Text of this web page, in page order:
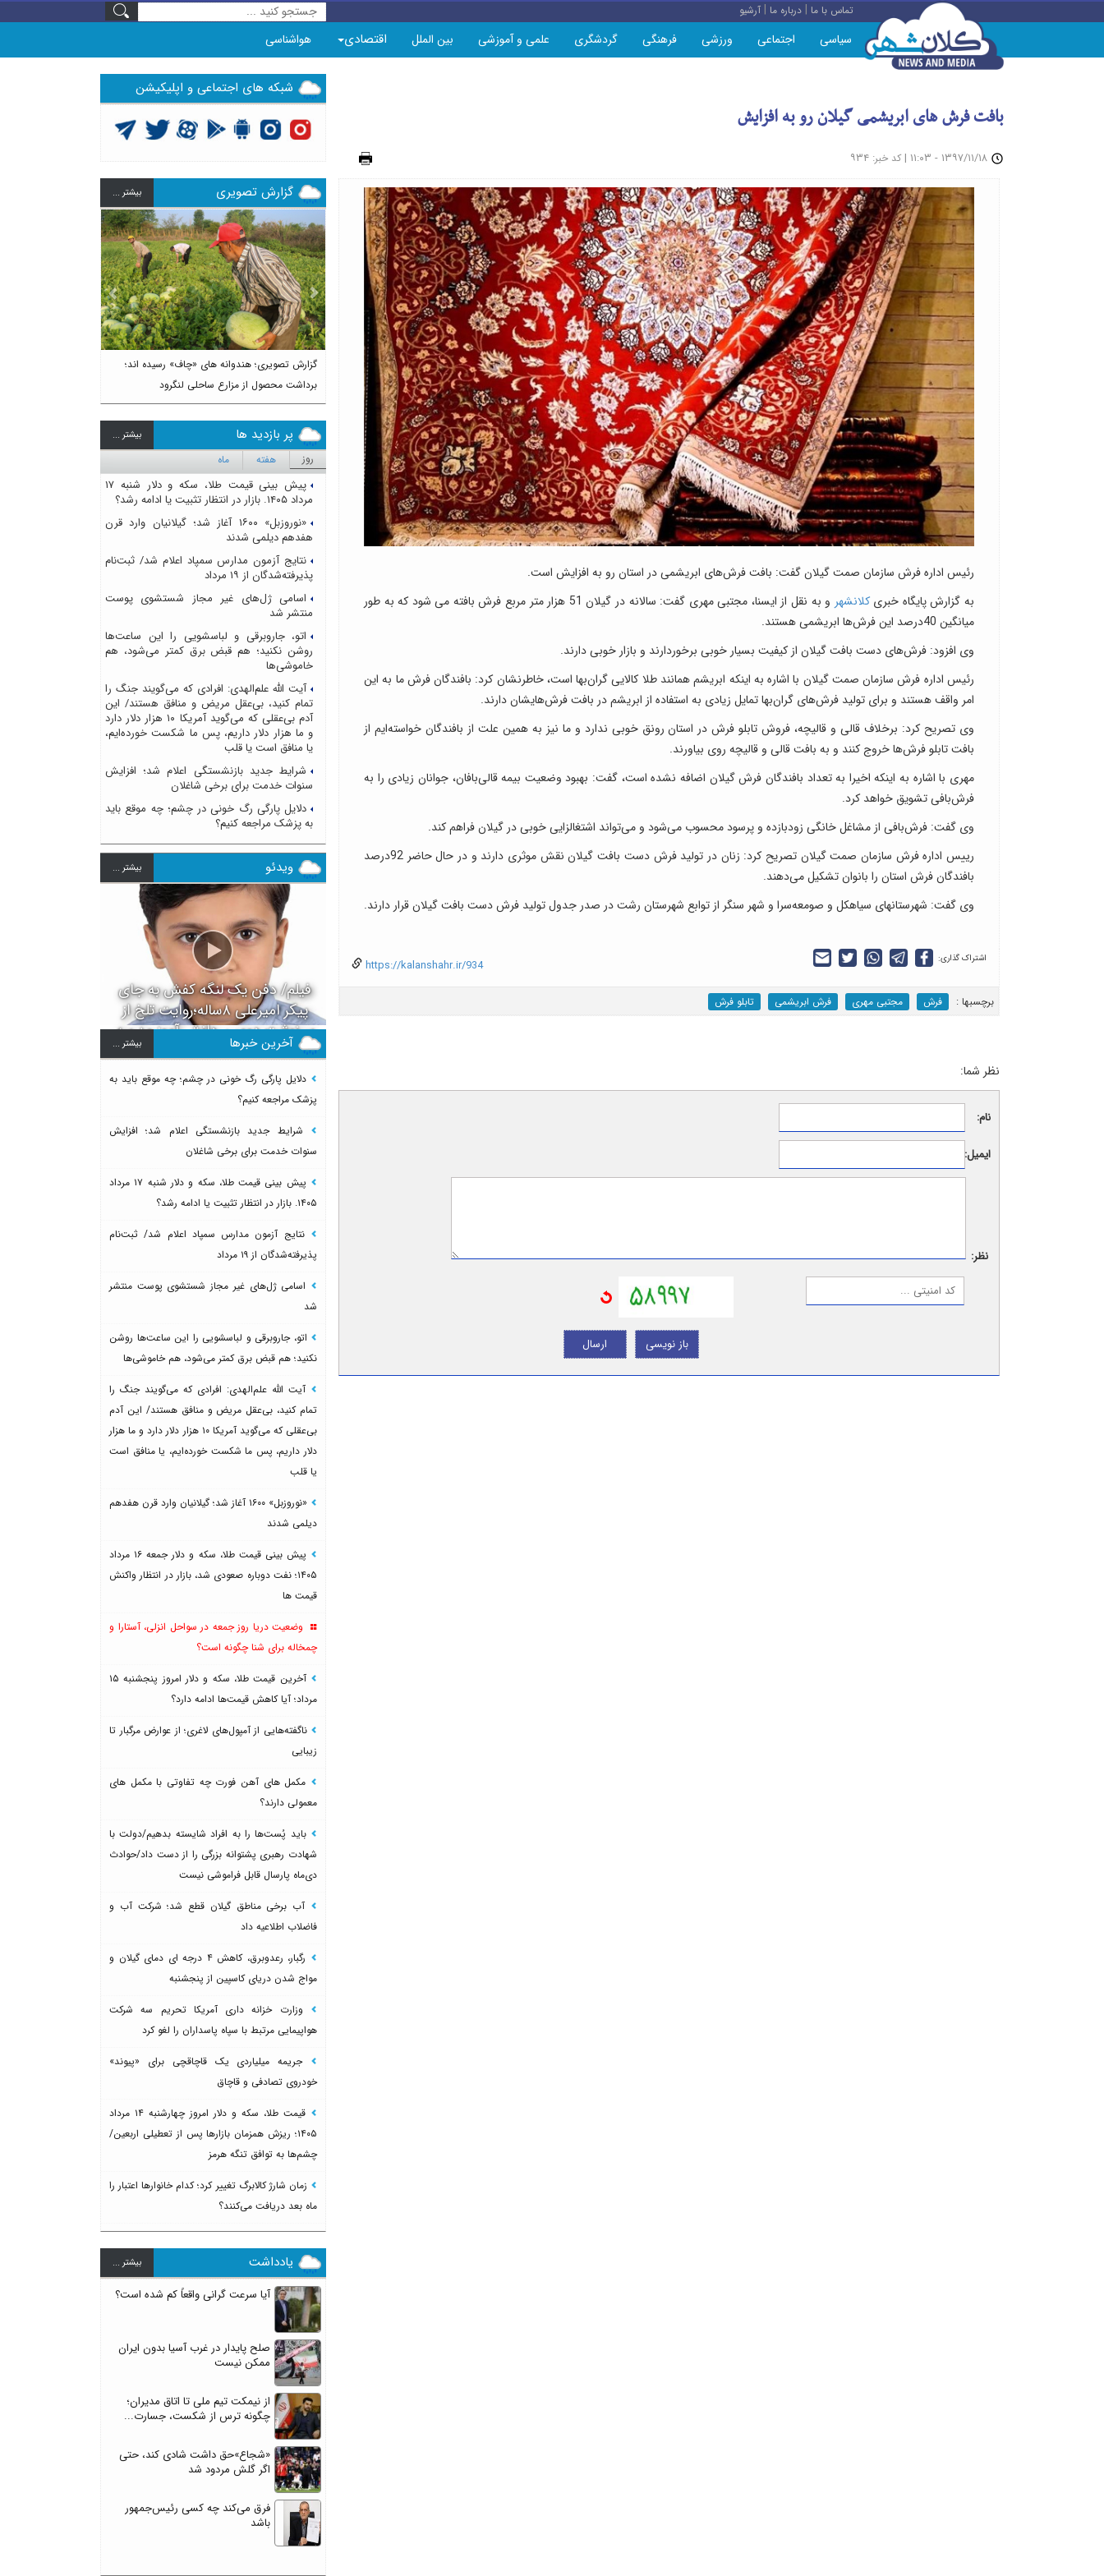
تماس با ما |درباره ما |آرشیو
سیاسی اجتماعی ورزشی فرهنگی گردشگری علمی و آموزشی بین الملل اقتصادی هواشناسی
بافت فرش های ابریشمی گیلان رو به افزایش
| کد خبر: ۹۳۴
رئیس اداره فرش سازمان صمت گیلان گفت: بافت فرش‌های ابریشمی در استان رو به افزایش است.
به گزارش پایگاه خبریکلانشهر
و به نقل از ایسنا، مجتبی مهری گفت: سالانه در گیلان 51 هزار متر مربع فرش بافته می شود که به طور
میانگین 40درصد این فرش‌ها ابریشمی هستند.
وی افزود: فرش‌های دست بافت گیلان از کیفیت بسیار خوبی برخوردارند و بازار خوبی دارند.
رئیس اداره فرش سازمان صمت گیلان با اشاره به اینکه ابریشم همانند طلا کالایی گران‌بها است، خاطرنشان کرد: بافندگان فرش ما به این
امر واقف هستند و برای تولید فرش‌های گران‌بها تمایل زیادی به استفاده از ابریشم در بافت فرش‌هایشان دارند.
وی تصریح کرد: برخلاف قالی و قالیچه، فروش تابلو فرش در استان رونق خوبی ندارد و ما نیز به همین علت از بافندگان خواسته‌ایم از
بافت تابلو فرش‌ها خروج کنند و به بافت قالی و قالیچه روی بیاورند.
مهری با اشاره به اینکه اخیرا به تعداد بافندگان فرش گیلان اضافه نشده است، گفت: بهبود وضعیت بیمه قالی‌بافان، جوانان زیادی را به
فرش‌بافی تشویق خواهد کرد.
وی گفت: فرش‌بافی از مشاغل خانگی زودبازده و پرسود محسوب می‌شود و می‌تواند اشتغالزایی خوبی در گیلان فراهم کند.
رییس اداره فرش سازمان صمت گیلان تصریح کرد: زنان در تولید فرش دست بافت گیلان نقش موثری دارند و در حال حاضر 92درصد
بافندگان فرش استان را بانوان تشکیل می‌دهند.
وی گفت: شهرستانهای سیاهکل و صومعه‌سرا و شهر سنگر از توابع شهرستان رشت در صدر جدول تولید فرش دست بافت گیلان قرار دارند.
https://kalanshahr.ir/934 اشتراک گذاری:
برچسب‎ها : فرش مجتبی مهری فرش ابریشمی تابلو فرش
نظر شما:
نام:
ایمیل:
نظر:
ارسال باز نویسی
شبکه های اجتماعی و اپلیکیشن
گزارش تصویری بيشتر ...
گزارش تصویری؛ هندوانه های «چاف» رسیده اند؛
برداشت محصول از مزارع ساحلی لنگرود
Previous Next
پر بازدید ها بيشتر ...
روز هفته ماه
پیش بینی قیمت طلا، سکه و دلار شنبه ۱۷
مرداد ۱۴۰۵. بازار در انتظار تثبیت یا ادامه رشد؟
«نوروزبل» ۱۶۰۰ آغاز شد؛ گیلانیان وارد قرن
هفدهم دیلمی شدند
نتایج آزمون مدارس سمپاد اعلام شد/ ثبت‌نام
پذیرفته‌شدگان از ۱۹ مرداد
اسامی ژل‌های غیر مجاز شستشوی پوست
منتشر شد
اتو، جاروبرقی و لباسشویی را این ساعت‌ها
روشن نکنید؛ هم قبض برق کمتر می‌شود، هم
خاموشی‌ها
آیت الله علم‌الهدی: افرادی که می‌گویند جنگ را
تمام کنید، بی‌عقل مریض و منافق هستند/ این
آدم بی‌عقلی که می‌گوید آمریکا ۱۰ هزار دلار دارد
و ما هزار دلار داریم، پس ما شکست خورده‌ایم،
یا منافق است یا قلب
شرایط جدید بازنشستگی اعلام شد؛ افزایش
سنوات خدمت برای برخی شاغلان
دلایل پارگی رگ خونی در چشم؛ چه موقع باید
به پزشک مراجعه کنیم؟
ویدئو بيشتر ...
فیلم/ دفن یک لنگه کفش به جای
پیکر امیرعلی ۸ساله؛روایت تلخ از
سرنوشت دومین دانش آموز مدرسه
میناب بعد از ماکان
آخرین خبرها بيشتر ...
دلایل پارگی رگ خونی در چشم؛ چه موقع باید به
پزشک مراجعه کنیم؟
شرایط جدید بازنشستگی اعلام شد؛ افزایش
سنوات خدمت برای برخی شاغلان
پیش بینی قیمت طلا، سکه و دلار شنبه ۱۷ مرداد
۱۴۰۵. بازار در انتظار تثبیت یا ادامه رشد؟
نتایج آزمون مدارس سمپاد اعلام شد/ ثبت‌نام
پذیرفته‌شدگان از ۱۹ مرداد
اسامی ژل‌های غیر مجاز شستشوی پوست منتشر
شد
اتو، جاروبرقی و لباسشویی را این ساعت‌ها روشن
نکنید؛ هم قبض برق کمتر می‌شود، هم خاموشی‌ها
آیت الله علم‌الهدی: افرادی که می‌گویند جنگ را
تمام کنید، بی‌عقل مریض و منافق هستند/ این آدم
بی‌عقلی که می‌گوید آمریکا ۱۰ هزار دلار دارد و ما هزار
دلار داریم، پس ما شکست خورده‌ایم، یا منافق است
یا قلب
«نوروزبل» ۱۶۰۰ آغاز شد؛ گیلانیان وارد قرن هفدهم
دیلمی شدند
پیش بینی قیمت طلا، سکه و دلار جمعه ۱۶ مرداد
۱۴۰۵؛ نفت دوباره صعودی شد، بازار در انتظار واکنش
قیمت ها
وضعیت دریا روز جمعه در سواحل انزلی، آستارا و
چمخاله برای شنا چگونه است؟
آخرین قیمت طلا، سکه و دلار امروز پنجشنبه ۱۵
مرداد؛ آیا کاهش قیمت‌ها ادامه دارد؟
ناگفته‌هایی از آمپول‌های لاغری؛ از عوارض مرگبار تا
زیبایی
مکمل های آهن فورت چه تفاوتی با مکمل های
معمولی دارند؟
باید پُست‌ها را به افراد شایسته بدهیم/دولت با
شهادت رهبری پشتوانه بزرگی را از دست داد/حوادث
دی‌ماه پارسال قابل فراموشی نیست
آب برخی مناطق گیلان قطع شد؛ شرکت آب و
فاضلاب اطلاعیه داد
رگبار، رعدوبرق، کاهش ۴ درجه ای دمای گیلان و
مواج شدن دریای کاسپین از پنجشنبه
وزارت خزانه داری آمریکا تحریم سه شرکت
هواپیمایی مرتبط با سپاه پاسداران را لغو کرد
جریمه میلیاردی یک قاچاقچی برای «پیوند»
خودروی تصادفی و قاچاق
قیمت طلا، سکه و دلار امروز چهارشنبه ۱۴ مرداد
۱۴۰۵؛ ریزش همزمان بازارها پس از تعطیلی اربعین/
چشم‌ها به توافق تنگه هرمز
زمان شارژ کالابرگ تغییر کرد؛ کدام خانوارها اعتبار را
ماه بعد دریافت می‌کنند؟
یادداشت بيشتر ...
آیا سرعت گرانی واقعاً کم شده است؟
صلح پایدار در غرب آسیا بدون ایران
ممکن نیست
از نیمکت تیم ملی تا اتاق مدیران؛
چگونه ترس از شکست، جسارت...
«شجاع»حق داشت شادی کند، حتی
اگر گلش مردود شد
فرق می‌کند چه کسی رئیس‌جمهور
باشد